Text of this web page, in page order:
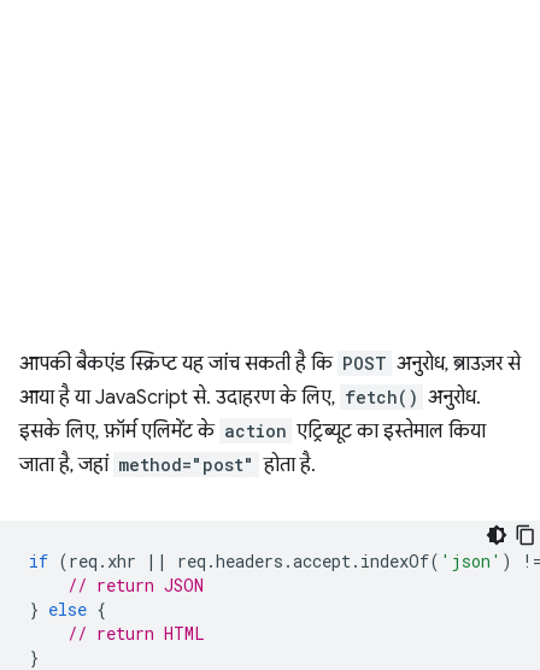
आपकी बैकएंड स्क्रिप्ट यह जांच सकती है कि POST अनुरोध, ब्राउज़र से
आया है या JavaScript से. उदाहरण के लिए, fetch() अनुरोध.
इसके लिए, फ़ॉर्म एलिमेंट के action एट्रिब्यूट का इस्तेमाल किया
जाता है, जहां method="post" होता है.
if (req . xhr || req .headers .accept. indexOf( 'json' )
// return JSON
} else {
// return HTML
}